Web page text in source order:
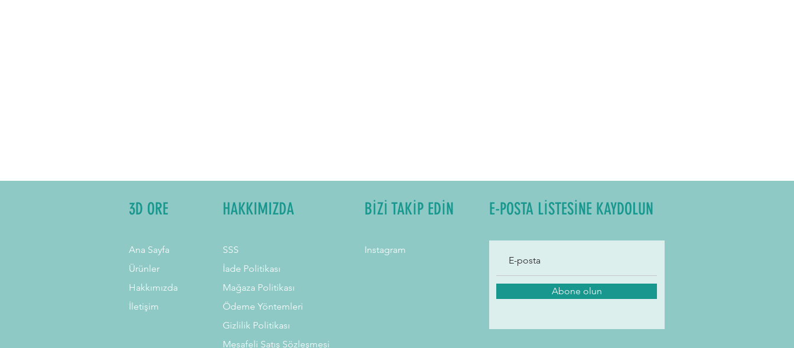
3D ORE HAKKIMIZDA BİZİ TAKİP EDİN E-POSTA LİSTESİNE KAYDOLUN
Ana Sayfa
Ürünler
Hakkımızda
İletişim
SSS
İade Politikası
Mağaza Politikası
Ödeme Yöntemleri
Gizlilik Politikası
Mesafeli Satış Sözleşmesi
Instagram
Abone olun